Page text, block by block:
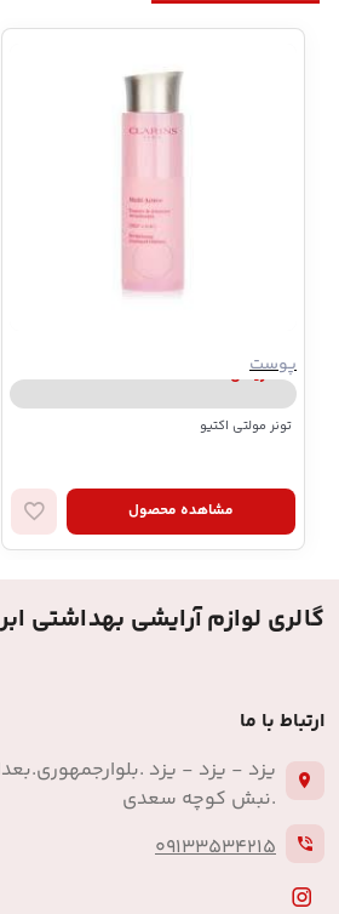
پوست
کلارینس | Clarins
تونر مولتی اکتیو
مشاهده محصول
گالری لوازم آرایشی بهداشتی
ارتباط با ما
یزد - یزد - یزد
.نبش کوچه سعدی
09133534215